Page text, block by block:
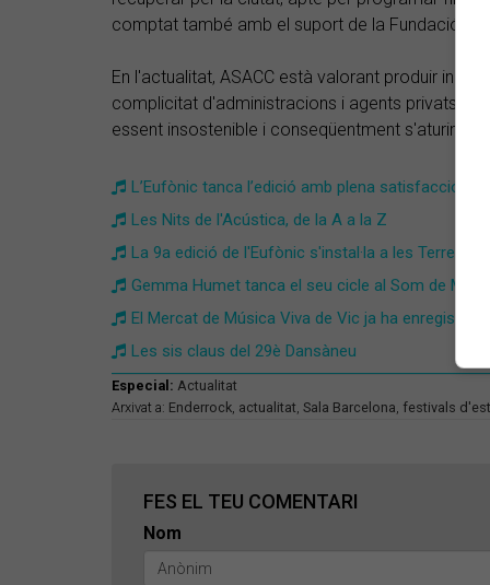
comptat també amb el suport de la Fundació
En l'actualitat, ASACC està valorant produir
complicitat d'administracions i agents privats–
essent insostenible i conseqüentment s'aturin
​L’Eufònic tanca l’edició amb plena satisfacció
Les Nits de l'Acústica, de la A a la Z
La 9a edició de l'Eufònic s'instal·la a les Terres de
Gemma Humet tanca el seu cicle al Som de Mar
El Mercat de Música Viva de Vic ja ha enregistrat
Les sis claus del 29è Dansàneu
Especial: Actualitat
Arxivat a: Enderrock actualitat Sala Barcelona festivals
FES EL TEU COMENTARI
Nom